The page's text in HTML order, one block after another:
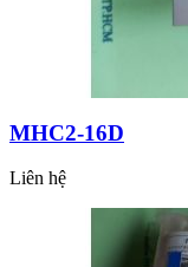
MHC2-16D
Liên hệ